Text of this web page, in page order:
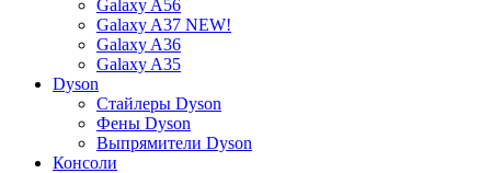
Galaxy A56
Galaxy A37 NEW!
Galaxy A36
Galaxy A35
Dyson
Стайлеры Dyson
Фены Dyson
Выпрямители Dyson
Консоли